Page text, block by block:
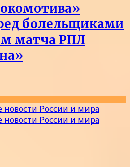
болельщиками
матча РПЛ